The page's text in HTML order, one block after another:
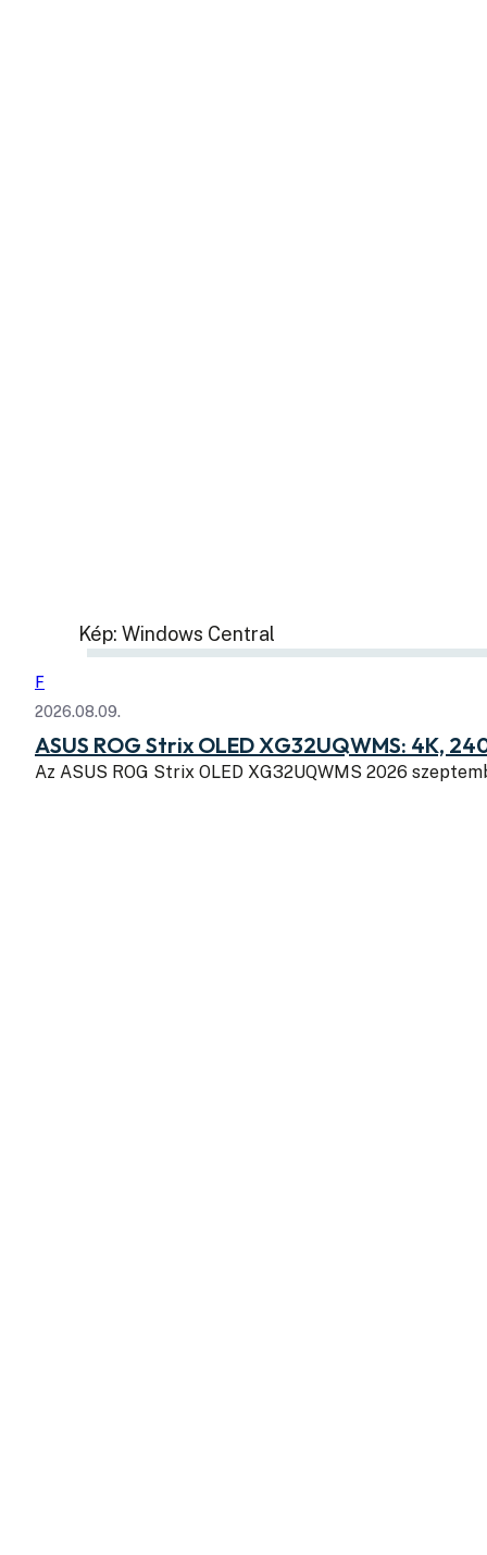
Kép: Windows Central
F
2026.08.09.
ASUS ROG Strix OLED XG32UQWMS: 4K,
Az ASUS ROG Strix OLED XG32UQWMS 2026